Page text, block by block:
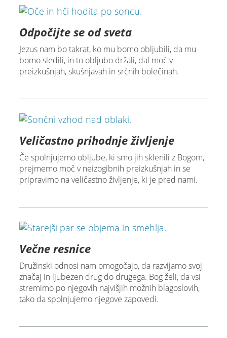
Odpočijte se od sveta
Jezus nam bo takrat, ko mu bomo obljubili, da mu
bomo sledili, in to obljubo držali, dal moč v
preizkušnjah, skušnjavah in srčnih bolečinah.
Veličastno prihodnje življenje
Če spolnjujemo obljube, ki smo jih sklenili z Bogom,
prejmemo moč v neizogibnih preizkušnjah in se
pripravimo na veličastno življenje, ki je pred nami.
Večne resnice
Družinski odnosi nam omogočajo, da razvijamo svoj
značaj in ljubezen drug do drugega. Bog želi, da vsi
stremimo po njegovih najvišjih možnih blagoslovih,
tako da spolnjujemo njegove zapovedi.